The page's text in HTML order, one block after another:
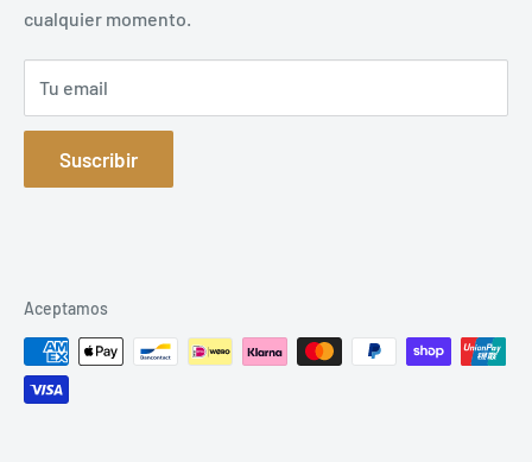
Mapa del sitio
cualquier momento.
Tu email
Suscribir
Aceptamos